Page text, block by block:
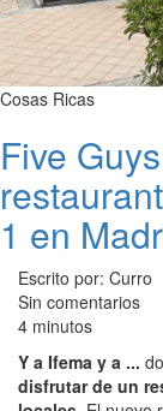
Cosas Ricas
Five
1 en
Escrito por: Curro
Sin comentarios
4 minutos
Y a Ifema y a ...
disfrutar de un